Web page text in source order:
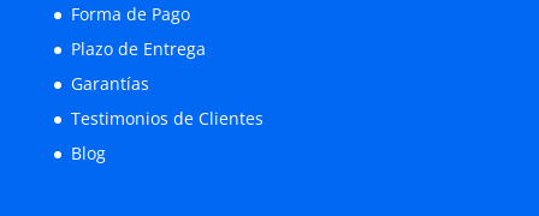
Forma de Pago
Plazo de Entrega
Garantías
Testimonios de Clientes
Blog